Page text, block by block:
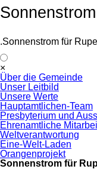
.Sonnenstrom für
×
überspringen
Über die Gemeinde
Unser Leitbild
Unsere Werte
Hauptamtlichen-Team
Presbyterium und
Ehrenamtliche
Weltverantwortung
Eine-Welt-Laden
Orangenprojekt
Sonnenstrom für